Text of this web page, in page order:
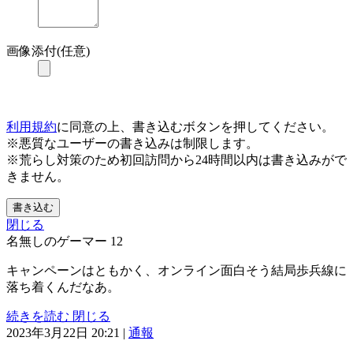
画像添付(任意)
利用規約に同意の上、書き込むボタンを押してください。
※悪質なユーザーの書き込みは制限します。
※荒らし対策のため初回訪問から24時間以内は書き込みがで
きません。
書き込む
閉じる
名無しのゲーマー 12
キャンペーンはともかく、オンライン面白そう結局歩兵線に
落ち着くんだなあ。
続きを読む 閉じる
2023年3月22日 20:21 | 通報